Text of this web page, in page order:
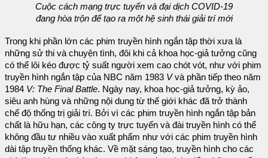
Cuộc cách mạng trực tuyến và đại dịch COVID-19
đang hòa trộn để tạo ra một hệ sinh thái giải trí mới
Trong khi phần lớn các phim truyền hình ngắn tập thời xưa là
những sử thi và chuyện tình, đôi khi cả khoa học-giả tưởng cũng
có thể lôi kéo được tỷ suất người xem cao chót vót, như với phim
truyền hình ngắn tập của NBC năm 1983 Vvà phần tiếp theo năm
1984 V: The Final Battle. Ngày nay, khoa học-giả tưởng, kỳ ảo,
siêu anh hùng và những nội dung từ thế giới khác đã trở thành
chế độ thống trị giải trí. Bởi vì các phim truyền hình ngắn tập bản
chất là hữu hạn, các công ty trực tuyến và đài truyền hình có thể
không đầu tư nhiều vào xuất phẩm như với các phim truyền hình
dài tập truyền thống khác. Về mặt sáng tạo, truyền hình cho các